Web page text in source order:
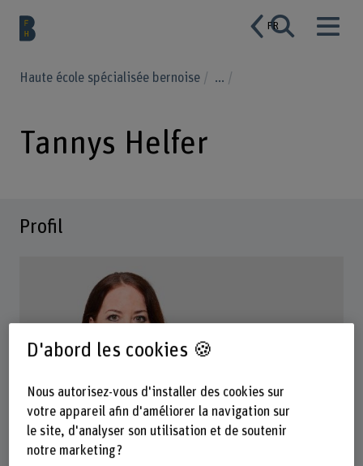
FR
Haute école spécialisée bernoise ...
Tannys Helfer
Profil
Tannys Helfer
Wissenschaftliche Mitarbeiterin
D'abord les cookies 🍪
Nous autorisez-vous d'installer des cookies sur
votre appareil afin d'améliorer la navigation sur
le site, d'analyser son utilisation et de soutenir
notre marketing ?